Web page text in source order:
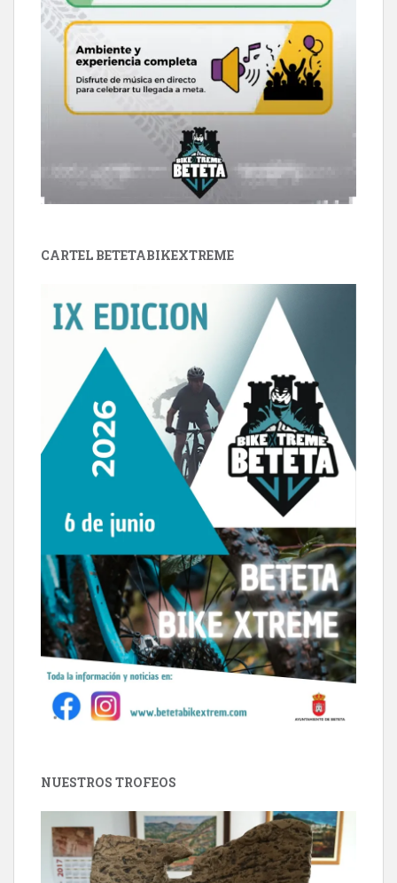
CARTEL BETETABIKEXTREME
NUESTROS TROFEOS